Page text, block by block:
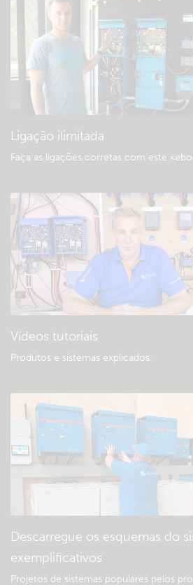
Consultar a base de
«Downloads» e
Ligação ilimitada
Faça as ligações corretas com este
Vídeos tutoriais
Produtos e sistemas explicados.
Descarregue os esquemas do
exemplificativos
Projetos de sistemas populares pelos